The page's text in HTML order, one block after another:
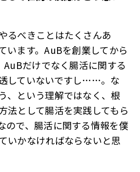
るべきことはたくさんあ
います。AuBを創業してから
AuBだけでなく腸活に関する
していないですし……。な
、という理解ではなく、根
法として腸活を実践してもら
ので、腸活に関する情報を僕
いかなければならないと思